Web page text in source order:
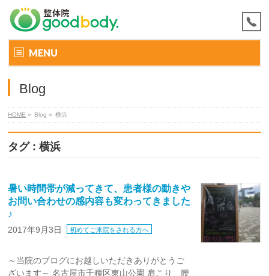
MENU
Blog
HOME » Blog » 横浜
タグ : 横浜
暑い時間帯が減ってきて、患者様の動きや
お問い合わせの感内容も変わってきました
♪
2017年9月3日 初めてご来院をされる方へ
～当院のブログにお越しいただきありがとうご
ざいます～ 名古屋市千種区東山公園 肩こり 腰